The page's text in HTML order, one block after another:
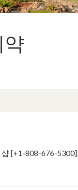
약
[+1-808-676-